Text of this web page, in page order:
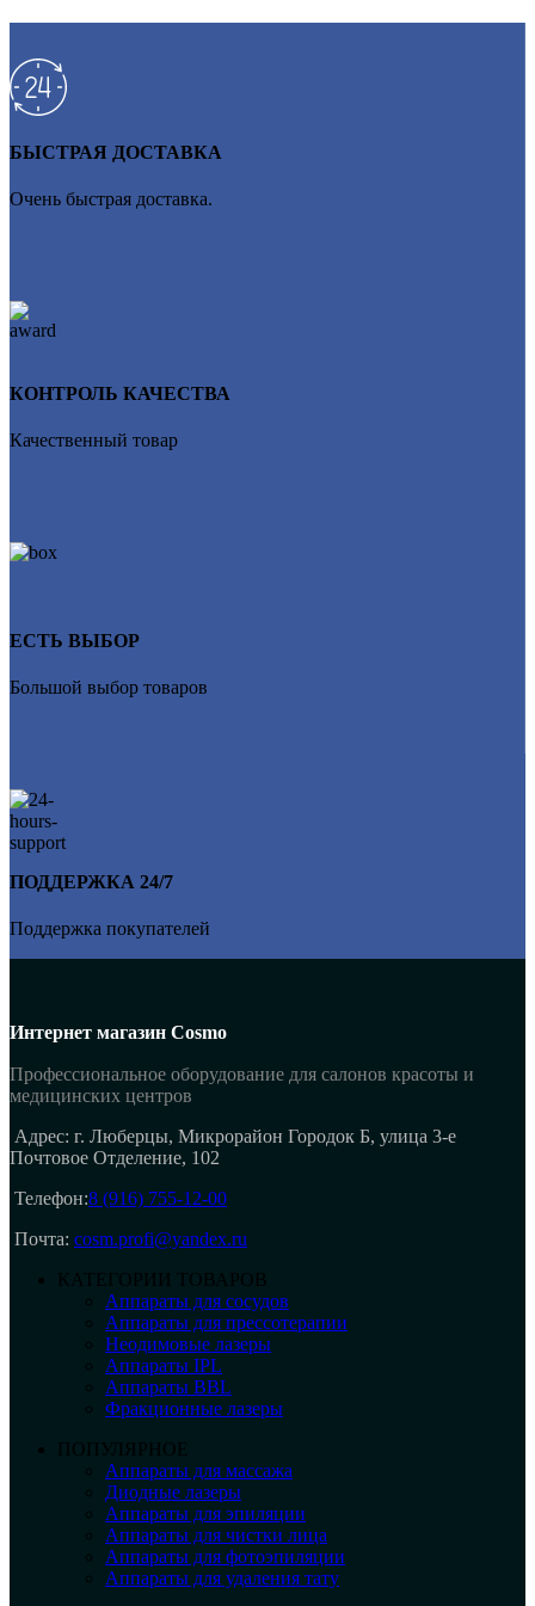
БЫСТРАЯ ДОСТАВКА
Очень быстрая доставка.
КОНТРОЛЬ КАЧЕСТВА
Качественный товар
ЕСТЬ ВЫБОР
Большой выбор товаров
ПОДДЕРЖКА 24/7
Поддержка покупателей
Интернет магазин Cosmo
Профессиональное оборудование для салонов красоты и
медицинских центров
Адрес: г. Люберцы, Микрорайон Городок Б, улица 3-е
Почтовое Отделение, 102
Телефон:8 (916) 755-12-00
Почта: cosm.profi@yandex.ru
КАТЕГОРИИ ТОВАРОВ
Аппараты для сосудов
Аппараты для прессотерапии
Неодимовые лазеры
Аппараты IPL
Аппараты BBL
Фракционные лазеры
ПОПУЛЯРНОЕ
Аппараты для массажа
Диодные лазеры
Аппараты для эпиляции
Аппараты для чистки лица
Аппараты для фотоэпиляции
Аппараты для удаления тату